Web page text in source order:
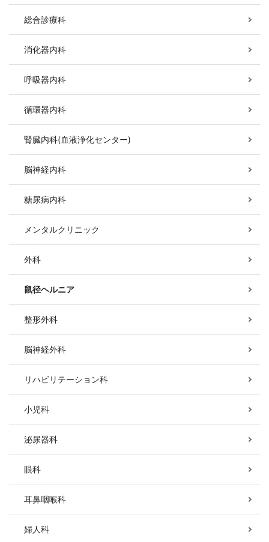
総合診療科
消化器内科
呼吸器内科
循環器内科
腎臓内科(血液浄化センター)
脳神経内科
糖尿病内科
メンタルクリニック
外科
鼠径ヘルニア
整形外科
脳神経外科
リハビリテーション科
小児科
泌尿器科
眼科
耳鼻咽喉科
婦人科